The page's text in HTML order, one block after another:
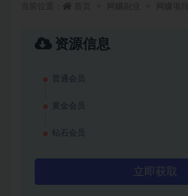
资源信息
普通会员
黄金会员
钻石会员
立即获取